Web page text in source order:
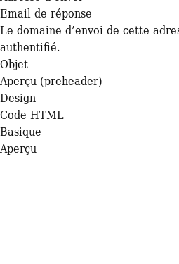
Email de réponse
Le domaine d’envoi de cette
authentifié.
Objet
Aperçu (preheader)
Design
Code HTML
Basique
Aperçu